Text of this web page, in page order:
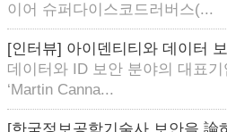
이어 슈퍼다이스코드러버스(...
[인터뷰] 아이덴티티와 데이터
데이터와 ID 보안 분야의 대표기
‘Martin Canna...